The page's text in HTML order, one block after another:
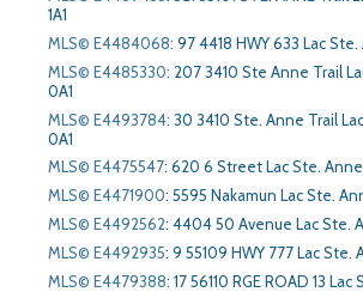
1A1
MLS© E4484068: 97 4418 HWY 633 Lac
MLS© E4485330: 207 3410 Ste Anne Trail
0A1
MLS© E4493784: 30 3410 Ste. Anne Trail
0A1
MLS© E4475547: 620 6 Street Lac Ste.
MLS© E4471900: 5595 Nakamun Lac Ste.
MLS© E4492562: 4404 50 Avenue Lac Ste.
MLS© E4492935: 9 55109 HWY 777 Lac Ste.
MLS© E4479388: 17 56110 RGE ROAD 13